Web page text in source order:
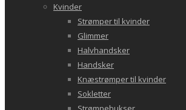
Kvinder
Strømper til kvinder
Glimmer
Halvhandsker
Handsker
Knæstrømper til kvinder
Sokletter